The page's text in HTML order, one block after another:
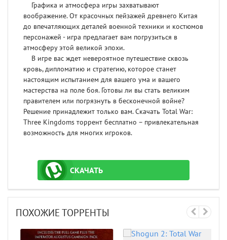
Графика и атмосфера игры захватывают
воображение. От красочных пейзажей древнего Китая
до впечатляющих деталей военной техники и костюмов
персонажей - игра предлагает вам погрузиться в
атмосферу этой великой эпохи.
В игре вас ждет невероятное путешествие сквозь
кровь, дипломатию и стратегию, которое станет
настоящим испытанием для вашего ума и вашего
мастерства на поле боя. Готовы ли вы стать великим
правителем или погрязнуть в бесконечной войне?
Решение принадлежит только вам. Скачать Total War:
Three Kingdoms торрент бесплатно – привлекательная
возможность для многих игроков.
СКАЧАТЬ
ТОРРЕНТ
ПОХОЖИЕ ТОРРЕНТЫ